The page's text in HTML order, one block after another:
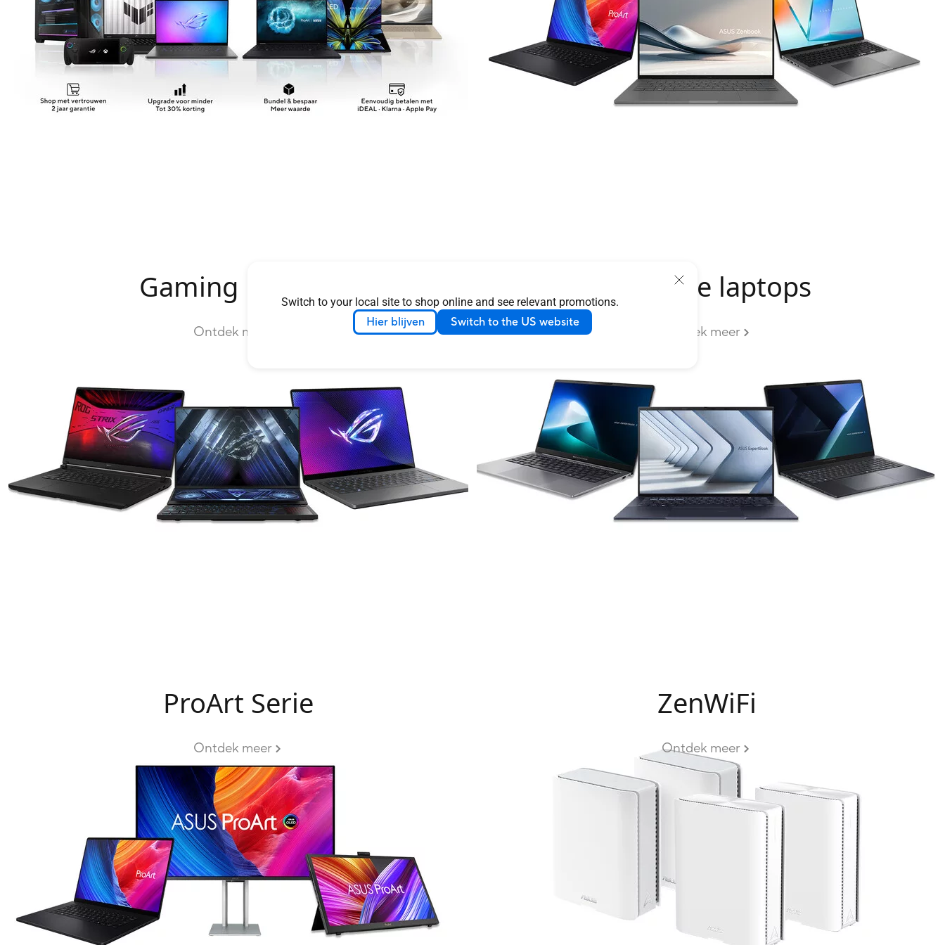
Switch to your local site to shop online and see relevant promotions.
Hier blijven Switch to the US website
Gaming laptops
Ontdek meer
Zakelijke laptops
Ontdek meer
ProArt Serie
Ontdek meer
ZenWiFi
Ontdek meer